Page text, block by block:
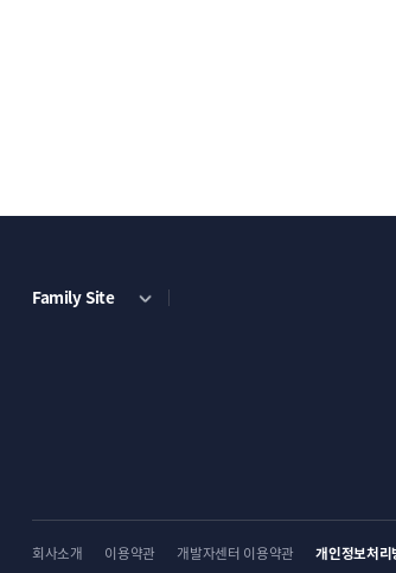
결제가
단순복사 + 기본본세
Family Site
회사소개 이용약관 개발자센터 이용약관 개인정보처리